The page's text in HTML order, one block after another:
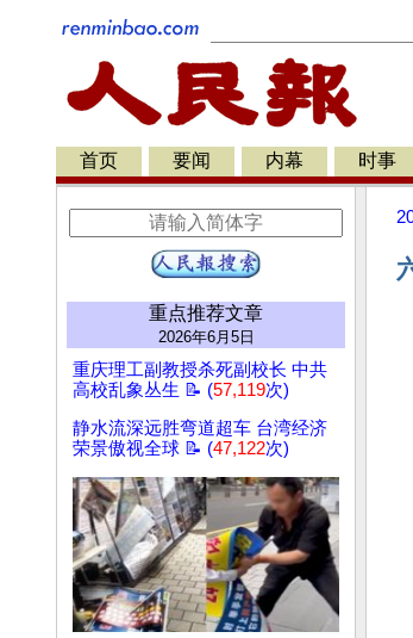
首页 要闻 内幕 时事
重点推荐文章
2026年6月5日
重庆理工副教授杀死副校长 中共
高校乱象丛生 📝 (57,119次)
静水流深远胜弯道超车 台湾经济
荣景傲视全球 📝 (47,122次)